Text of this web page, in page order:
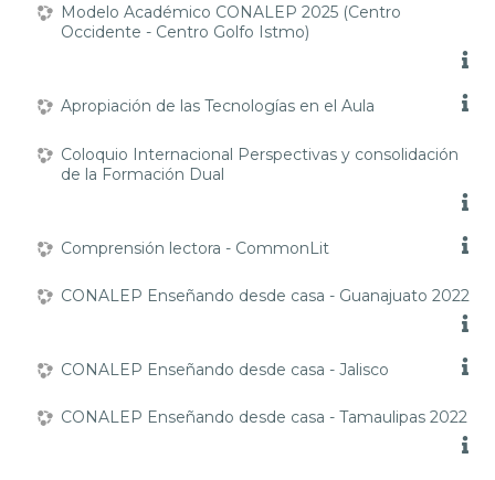
Modelo Académico CONALEP 2025 (Centro
Occidente - Centro Golfo Istmo)
Apropiación de las Tecnologías en el Aula
Coloquio Internacional Perspectivas y consolidación
de la Formación Dual
Comprensión lectora - CommonLit
CONALEP Enseñando desde casa - Guanajuato 2022
CONALEP Enseñando desde casa - Jalisco
CONALEP Enseñando desde casa - Tamaulipas 2022